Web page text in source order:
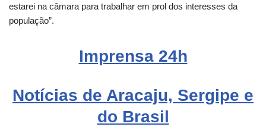
estarei na câmara para trabalhar em prol dos interesses da
população”.
Imprensa 24h
Notícias de Aracaju, Sergipe e
do Brasil